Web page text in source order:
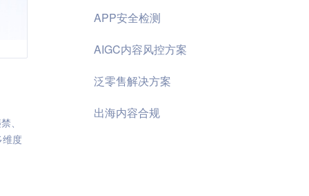
控
、
维度
APP安全检测
AIGC内容风控方案
泛零售解决方案
出海内容合规